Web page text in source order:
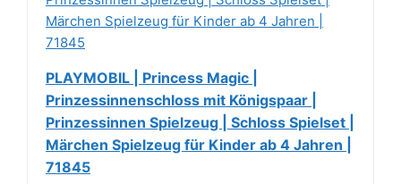
PLAYMOBIL | Princess Magic |
Prinzessinnenschloss mit Königspaar |
Prinzessinnen Spielzeug | Schloss Spielset |
Märchen Spielzeug für Kinder ab 4 Jahren |
71845